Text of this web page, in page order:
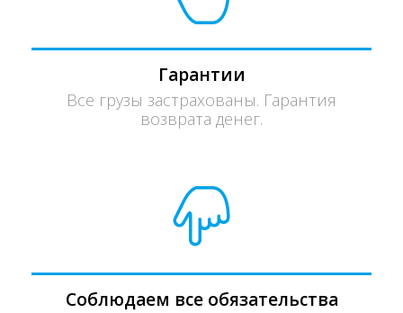
Гарантии
Все грузы застрахованы. Гарантия
возврата денег.
Соблюдаем все обязательства